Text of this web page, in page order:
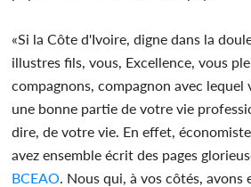
«Si la Côte d'Ivoire, digne dans la
illustres fils, vous, Excellence, vous
compagnons, compagnon avec lequel
une bonne partie de votre vie
dire, de votre vie. En effet,
avez ensemble écrit des pages
BCEAO. Nous qui, à vos côtés, avons